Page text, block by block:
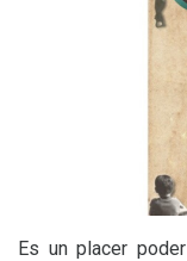
Es un placer